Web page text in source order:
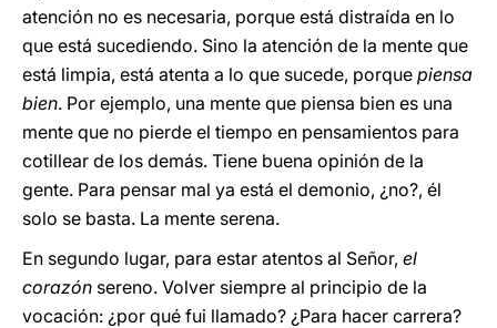
atención no es necesaria, porque está distraída en lo
que está sucediendo. Sino la atención de la mente que
está limpia, está atenta a lo que sucede, porque piensa
bien. Por ejemplo, una mente que piensa bien es una
mente que no pierde el tiempo en pensamientos para
cotillear de los demás. Tiene buena opinión de la
gente. Para pensar mal ya está el demonio, ¿no?, él
solo se basta. La mente serena.
En segundo lugar, para estar atentos al Señor, el
corazón sereno. Volver siempre al principio de la
vocación: ¿por qué fui llamado? ¿Para hacer carrera?